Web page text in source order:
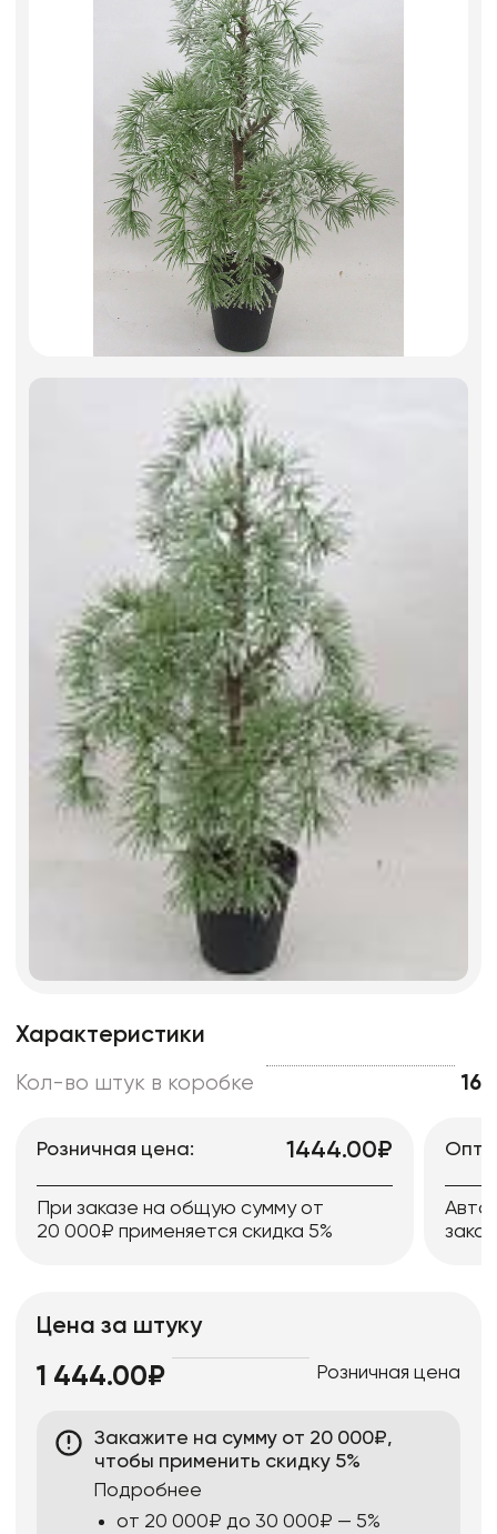
Изделия из металла
Характеристики
Кол-во штук в коробке 16
Розничная цена: 1444.00₽
При заказе на общую сумму от
20 000₽ применяется скидка 5%
Цена за штуку
1 444.00₽ Розничная цена
Закажите на сумму от 20 000₽,
чтобы применить скидку 5%
Подробнее
от 20 000₽ до 30 000₽ — 5%